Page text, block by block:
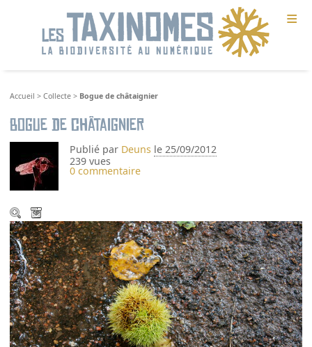
≡
Accueil >Collecte > Bogue de châtaignier
Bogue de châtaignier
Publié par Deuns le 25/09/2012
239 vues
0 commentaire